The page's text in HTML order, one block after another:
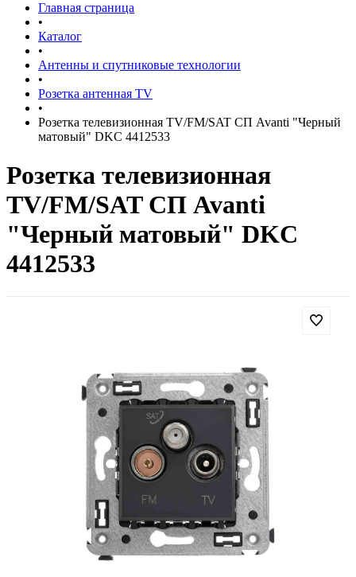
Главная страница
•
Каталог
•
Антенны и спутниковые технологии
•
Розетка антенная TV
•
Розетка телевизионная TV/FM/SAT СП Avanti "Черный
матовый" DKC 4412533
Розетка телевизионная
TV/FM/SAT СП Avanti
"Черный матовый" DKC
4412533